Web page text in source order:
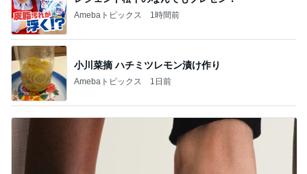
Amebaトピックス 1時間前
小川菜摘 ハチミツレモン漬け作り
Amebaトピックス 1日前